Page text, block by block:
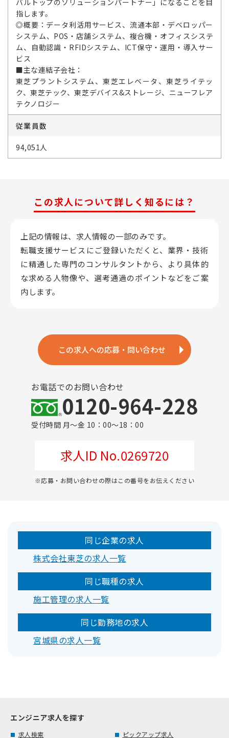
バルトップのソリューションパートナー」になることを目
指します。
◎概要：データ利活用サービス、流通本部・デベロッパー
システム、POS・店舗システム、複合機・オフィスシステ
ム、自動認識・RFIDシステム、ICT保守・運用・導入サー
ビス
■主な連結子会社：
東芝プラントシステム、東芝エレベータ、東芝ライテッ
ク、東芝テック、東芝デバイス&ストレージ、ニューフレア
テクノロジー
従業員数
94,051人
この求人について詳しく知るには？
上記の情報は、求人情報の一部のみです。
転職支援サービスにご登録いただくと、業界・技術
に精通した専門のコンサルタントから、 より具体的
な求める人物像や、選考通過のポイントなどをご案
内します。
この求人への応募・問い合わせ
お電話でのお問い合わせ
0120-964-228
受付時間 月～金 10：00～18：00
求人ID No.0269720
※応募・お問い合わせの際はこの番号をお伝えください
同じ企業の求人
株式会社東芝の求人一覧
同じ職種の求人
施工管理の求人一覧
同じ勤務地の求人
宮城県の求人一覧
エンジニア求人を探す
求人検索 ピックアップ求人